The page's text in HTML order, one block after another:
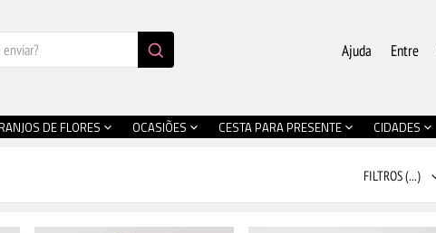
Entre
Ajuda
DE FLORES OCASIÕES CESTA PARA PRESENTE CIDADES
FILTROS(...)